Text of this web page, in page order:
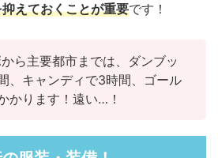
えておくことが重要です！
ら主要都市までは、ダンブッ
、キャンディで3時間、ゴール
かります！遠い…！